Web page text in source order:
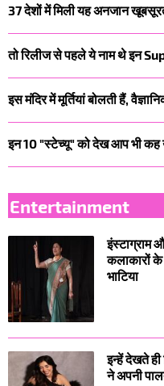
37 देशों में मिली यह अनजान
तो रिलीज से पहले ये नाम थे इन
इस मंदिर में मूर्तियां बोलती हैं,
इन 10 "स्टेच्यू" को देख आप भी कह
Entertainment
इंस्टाग्राम
कलाकारों के
भाटिया
इन्हें देखते ही
ने अपनी